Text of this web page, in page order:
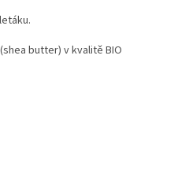
butter) v kvalitě BIO